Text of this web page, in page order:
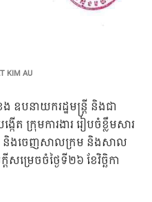
KIM AU
ឧបនាយករដ្ឋមន្រ្តី និងជា
ើត ក្រុមការងារ រៀបចំខ្លឹមសារ
តី និងចេញសាលក្រម និងសាល
ម្រេចចំថ្ងៃទី២៦ ខែវិច្ឆិកា